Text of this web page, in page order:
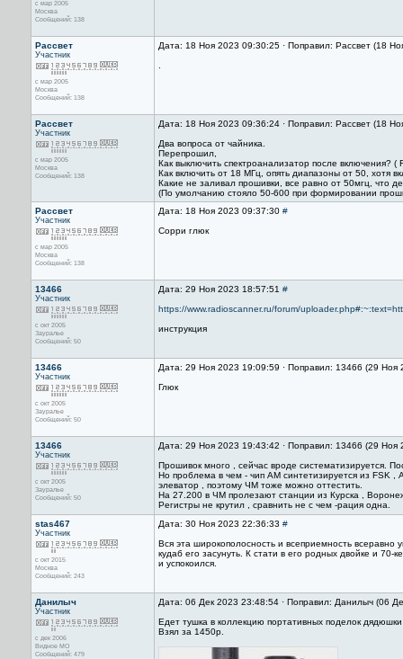
с мар 2005
Москва
Сообщений: 138
Рассвет
Участник
с мар 2005
Москва
Сообщений: 138
Дата: 18 Ноя 2023 09:30:25 · Поправил: Рассвет (18
Рассвет
Участник
с мар 2005
Москва
Сообщений: 138
Дата: 18 Ноя 2023 09:36:24 · Поправил: Рассвет (18
Два вопроса от чайника.
Перепрошил,
Как выключить спектроанализатор после включения? (
Как включить от 18 МГц, опять диапазоны от 50, хотя
Какие не заливал прошивки, все равно от 50мгц, что
(По умолчанию стояло 50-600 при формировании
Рассвет
Участник
с мар 2005
Москва
Сообщений: 138
Дата: 18 Ноя 2023 09:37:30 #
Сорри глюк
13466
Участник
с окт 2005
Зауралье
Сообщений: 50
Дата: 29 Ноя 2023 18:57:51 #
https://www.radioscanner.ru/forum/
инструкция
13466
Участник
с окт 2005
Зауралье
Сообщений: 50
Дата: 29 Ноя 2023 19:09:59 · Поправил: 13466 (29 Ноя
Глюк
13466
Участник
с окт 2005
Зауралье
Сообщений: 50
Дата: 29 Ноя 2023 19:43:42 · Поправил: 13466 (29
Прошивок много , сейчас вроде систематизируется.
Но проблема в чем - чип АМ синтетизируется из FSK
элеватор , поэтому ЧМ тоже можно оттестить.
На 27.200 в ЧМ пролезают станции из Курска ,
Регистры не крутил , сравнить не с чем -рация одна.
stas467
Участник
с окт 2015
Москва
Сообщений: 243
Дата: 30 Ноя 2023 22:36:33 #
Вся эта широкополосность и всеприемность всеравно
кудаб его засунуть. К стати в его родных двойке и
и успокоился.
Данилыч
Участник
с дек 2006
Видное МО
Сообщений: 479
Дата: 06 Дек 2023 23:48:54 · Поправил: Данилыч (06
Едет тушка в коллекцию портативных поделок
Взял за 1450р.